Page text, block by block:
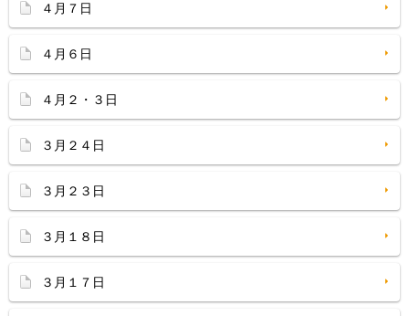
４月７日
４月６日
４月２・３日
３月２４日
３月２３日
３月１８日
３月１７日